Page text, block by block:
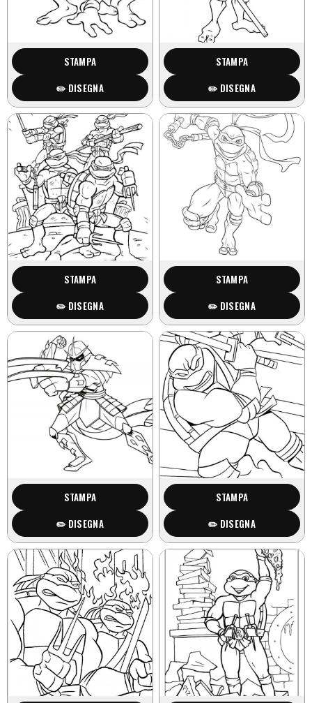
STAMPA
✏️ DISEGNA
STAMPA
✏️ DISEGNA
STAMPA
✏️ DISEGNA
STAMPA
✏️ DISEGNA
STAMPA
✏️ DISEGNA
STAMPA
✏️ DISEGNA